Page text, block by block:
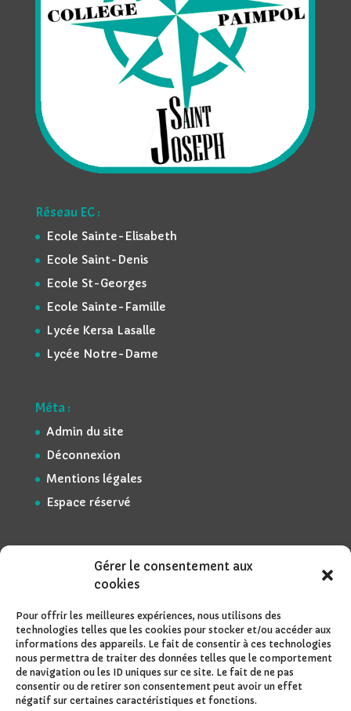
Gérer le consentement aux
cookies
Pour offrir les meilleures expériences, nous utilisons des
technologies telles que les cookies pour stocker et/ou accéder aux
informations des appareils. Le fait de consentir à ces technologies
nous permettra de traiter des données telles que le comportement
de navigation ou les ID uniques sur ce site. Le fait de ne pas
consentir ou de retirer son consentement peut avoir un effet
négatif sur certaines caractéristiques et fonctions.
Réseau EC :
Ecole Sainte-Elisabeth
Ecole Saint-Denis
Ecole St-Georges
Ecole Sainte-Famille
Lycée Kersa Lasalle
Lycée Notre-Dame
Méta :
Admin du site
Déconnexion
Mentions légales
Espace réservé